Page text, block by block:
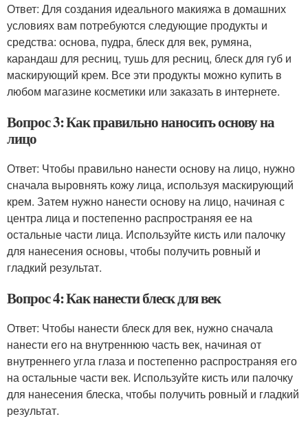
Ответ: Для создания идеального макияжа в домашних
условиях вам потребуются следующие продукты и
средства: основа, пудра, блеск для век, румяна,
карандаш для ресниц, тушь для ресниц, блеск для губ и
маскирующий крем. Все эти продукты можно купить в
любом магазине косметики или заказать в интернете.
Вопрос 3: Как правильно наносить основу на
лицо
Ответ: Чтобы правильно нанести основу на лицо, нужно
сначала выровнять кожу лица, используя маскирующий
крем. Затем нужно нанести основу на лицо, начиная с
центра лица и постепенно распространяя ее на
остальные части лица. Используйте кисть или палочку
для нанесения основы, чтобы получить ровный и
гладкий результат.
Вопрос 4: Как нанести блеск для век
Ответ: Чтобы нанести блеск для век, нужно сначала
нанести его на внутреннюю часть век, начиная от
внутреннего угла глаза и постепенно распространяя его
на остальные части век. Используйте кисть или палочку
для нанесения блеска, чтобы получить ровный и гладкий
результат.